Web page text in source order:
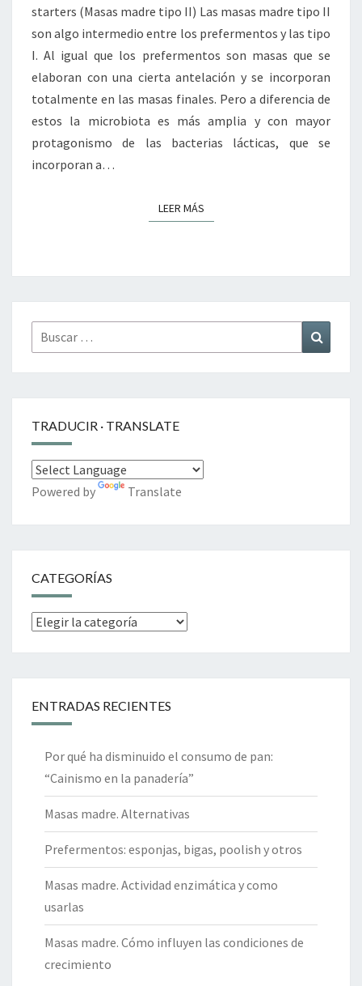
starters (Masas madre tipo II) Las masas madre tipo II
son algo intermedio entre los prefermentos y las tipo
I. Al igual que los prefermentos son masas que se
elaboran con una cierta antelación y se incorporan
totalmente en las masas finales. Pero a diferencia de
estos la microbiota es más amplia y con mayor
protagonismo de las bacterias lácticas, que se
incorporan a…
LEER MÁSLEER MÁS
Buscar
por:
TRADUCIR · TRANSLATE
Powered by Translate
CATEGORÍAS
Categorías
ENTRADAS RECIENTES
Por qué ha disminuido el consumo de pan:
“Cainismo en la panadería”
Masas madre. Alternativas
Prefermentos: esponjas, bigas, poolish y otros
Masas madre. Actividad enzimática y como
usarlas
Masas madre. Cómo influyen las condiciones de
crecimiento